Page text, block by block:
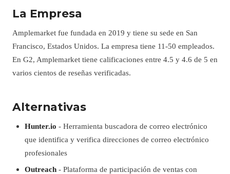
La Empresa
Amplemarket fue fundada en 2019 y tiene su sede en San
Francisco, Estados Unidos. La empresa tiene 11-50 empleados.
En G2, Amplemarket tiene calificaciones entre 4.5 y 4.6 de 5 en
varios cientos de reseñas verificadas.
Alternativas
Hunter.io - Herramienta buscadora de correo electrónico
que identifica y verifica direcciones de correo electrónico
profesionales
Outreach - Plataforma de participación de ventas con